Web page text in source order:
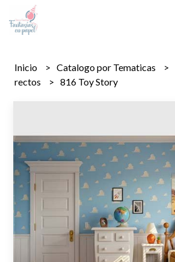
Inicio Catalogo por Tematicas
rectos
816 Toy Story